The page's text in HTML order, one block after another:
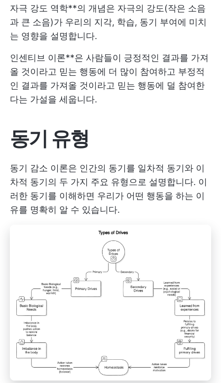
자극 강도 역학**의 개념은 자극의 강도(작은 소음
과 큰 소음)가 우리의 지각, 학습, 동기 부여에 미치
는 영향을 설명합니다.
인센티브 이론**은 사람들이 긍정적인 결과를 가져
올 것이라고 믿는 행동에 더 많이 참여하고 부정적
인 결과를 가져올 것이라고 믿는 행동에 덜 참여한
다는 가설을 세웁니다.
동기 유형
동기 감소 이론은 인간의 동기를 일차적 동기와 이
차적 동기의 두 가지 주요 유형으로 설명합니다. 이
러한 동기를 이해하면 우리가 어떤 행동을 하는 이
유를 명확히 알 수 있습니다.